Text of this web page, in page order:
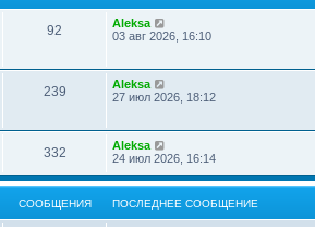
92
Aleksa
03 авг 2026, 16:10
239
Aleksa
27 июл 2026, 18:12
332
Aleksa
24 июл 2026, 16:14
СООБЩЕНИЯ ПОСЛЕДНЕЕ СООБЩЕНИЕ